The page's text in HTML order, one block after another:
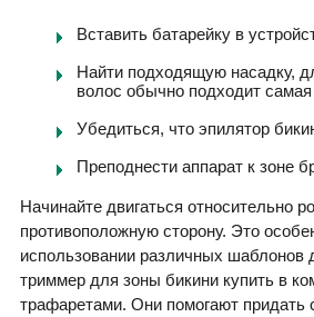
Вставить батарейку в
Найти подходящую насадку,
волос обычно подходит
Убедиться, что эпилятор
Преподнести аппарат к зоне
Начинайте двигаться относительно
противоположную сторону. Это
использовании различных
триммер для зоны бикини купить в
трафаретами. Они помогают придать